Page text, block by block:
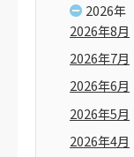
2026年
2026年8月
2026年7月
2026年6月
2026年5月
2026年4月